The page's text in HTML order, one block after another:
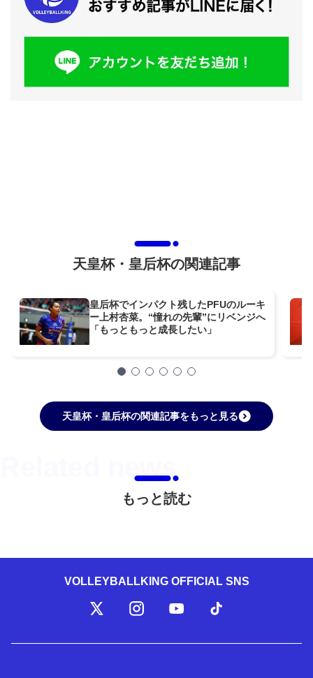
天皇杯・皇后杯の関連記事
皇后杯でインパクト残したPFUのルーキ
ー上村杏菜。“憧れの先輩”にリベンジへ
「もっともっと成長したい」
天皇杯・皇后杯の関連記事をもっと見る
もっと読む
VOLLEYBALLKING OFFICIAL SNS